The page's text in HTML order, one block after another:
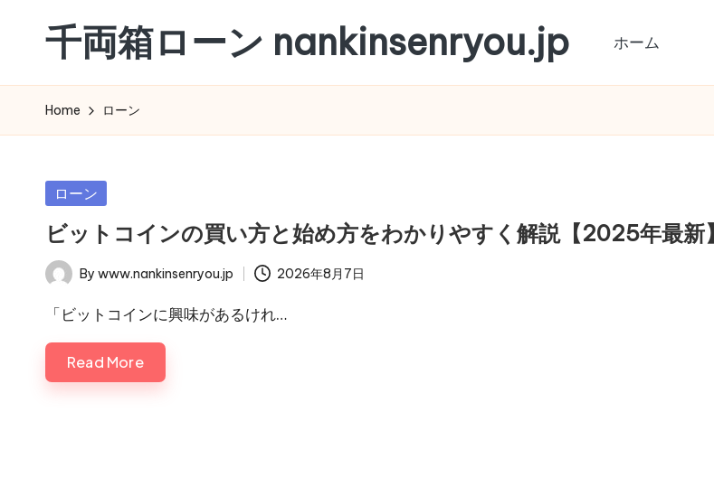
content
千両箱ローン nankinsenryou.jp ホーム
Home ローン
Posted
ローン
ビットコインの買い方と始め方をわかりやすく解説【2025年最新】
Posted
by
By www.nankinsenryou.jp 2026年8月7日
「ビットコインに興味があるけれ…
Read More